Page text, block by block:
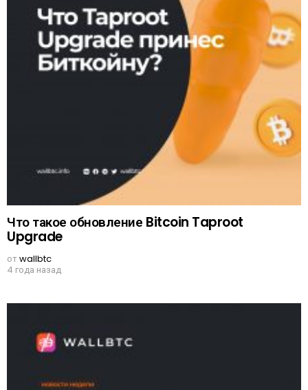
Что такое обновление Bitcoin Taproot
Upgrade
отwallbtc
4 года назад